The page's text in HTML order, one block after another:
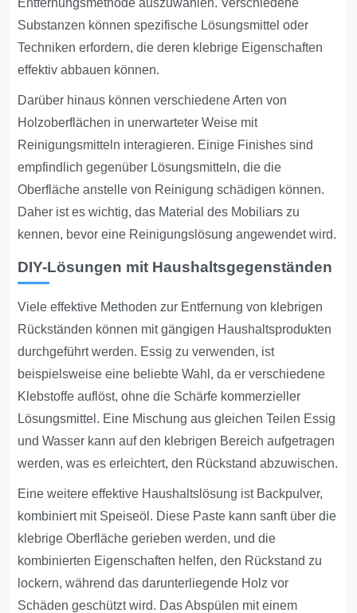
Entfernungsmethode auszuwählen. Verschiedene
Substanzen können spezifische Lösungsmittel oder
Techniken erfordern, die deren klebrige Eigenschaften
effektiv abbauen können.
Darüber hinaus können verschiedene Arten von
Holzoberflächen in unerwarteter Weise mit
Reinigungsmitteln interagieren. Einige Finishes sind
empfindlich gegenüber Lösungsmitteln, die die
Oberfläche anstelle von Reinigung schädigen können.
Daher ist es wichtig, das Material des Mobiliars zu
kennen, bevor eine Reinigungslösung angewendet wird.
DIY-Lösungen mit Haushaltsgegenständen
Viele effektive Methoden zur Entfernung von klebrigen
Rückständen können mit gängigen Haushaltsprodukten
durchgeführt werden. Essig zu verwenden, ist
beispielsweise eine beliebte Wahl, da er verschiedene
Klebstoffe auflöst, ohne die Schärfe kommerzieller
Lösungsmittel. Eine Mischung aus gleichen Teilen Essig
und Wasser kann auf den klebrigen Bereich aufgetragen
werden, was es erleichtert, den Rückstand abzuwischen.
Eine weitere effektive Haushaltslösung ist Backpulver,
kombiniert mit Speiseöl. Diese Paste kann sanft über die
klebrige Oberfläche gerieben werden, und die
kombinierten Eigenschaften helfen, den Rückstand zu
lockern, während das darunterliegende Holz vor
Schäden geschützt wird. Das Abspülen mit einem